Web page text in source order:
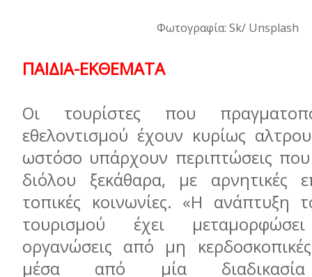
Φωτογραφία: Sk/ Unsplash
ΠΑΙΔΙΑ-ΕΚΘΕΜΑΤΑ
Οι τουρίστες που
εθελοντισμού έχουν κυρίως
ωστόσο υπάρχουν περιπτώσεις που
διόλου ξεκάθαρα, με αρνητικές
τοπικές κοινωνίες. «Η ανάπτυξη
τουρισμού έχει
οργανώσεις από μη
μέσα από μία διαδικασία